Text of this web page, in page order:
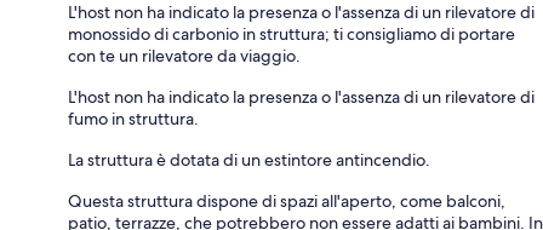
L'host non ha indicato la presenza o l'assenza di un rilevatore di
monossido di carbonio in struttura; ti consigliamo di portare
con te un rilevatore da viaggio.
L'host non ha indicato la presenza o l'assenza di un rilevatore di
fumo in struttura.
La struttura è dotata di un estintore antincendio.
Questa struttura dispone di spazi all'aperto, come balconi,
patio, terrazze, che potrebbero non essere adatti ai bambini. In